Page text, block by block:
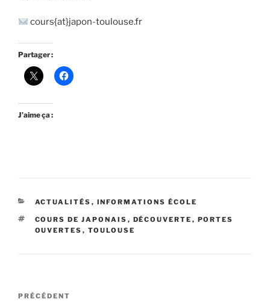
cours{at}japon-toulouse.fr
Partager :
J’aime ça :
CATÉGORIES
ACTUALITÉS , INFORMATIONS ÉCOLE
ÉTIQUETTES
COURS DE JAPONAIS , DÉCOUVERTE , PORTES
OUVERTES , TOULOUSE
Navigation
Article
PRÉCÉDENT